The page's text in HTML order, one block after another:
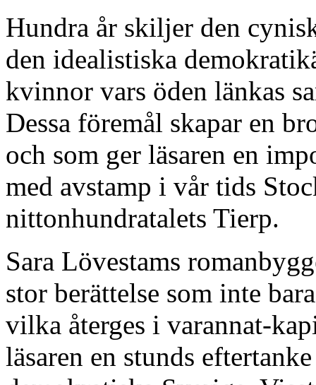
Hundra år skiljer den
den idealistiska
kvinnor vars öden länkas
Dessa föremål skapar en
och som ger läsaren en
med avstamp i vår tids
nittonhundratalets Tierp.
Sara Lövestams
stor berättelse som inte
vilka återges i varannat-
läsaren en stunds